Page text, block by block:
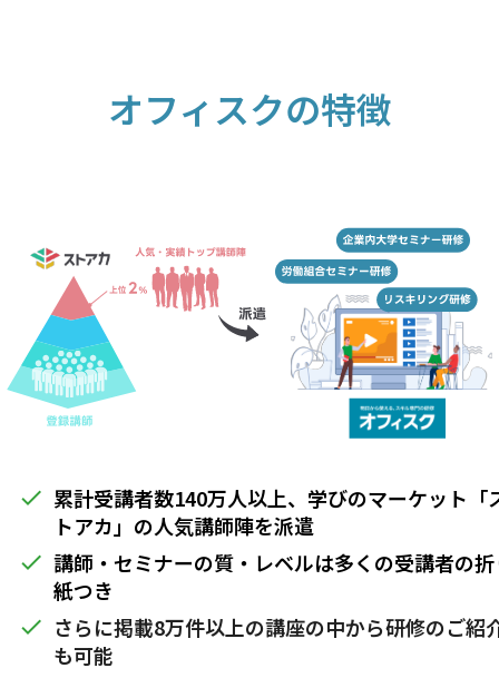
オフィスクの特徴
done 累計受講者数140万人以上、学びのマーケット「
トアカ」の人気講師陣を派遣
done 講師・セミナーの質・レベルは多くの受講者の
紙つき
done さらに掲載8万件以上の講座の中から研修のご紹
も可能